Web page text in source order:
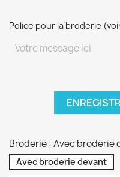
Police pour la broderie
Broderie : Avec broderie
Avec broderie devant